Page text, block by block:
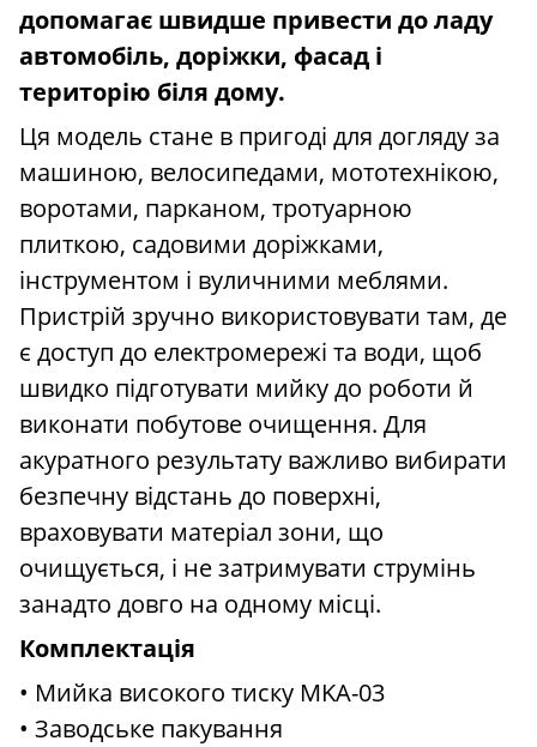
допомагає швидше привести до ладу
автомобіль, доріжки, фасад і
територію біля дому.
Ця модель стане в пригоді для догляду за
машиною, велосипедами, мототехнікою,
воротами, парканом, тротуарною
плиткою, садовими доріжками,
інструментом і вуличними меблями.
Пристрій зручно використовувати там, де
є доступ до електромережі та води, щоб
швидко підготувати мийку до роботи й
виконати побутове очищення. Для
акуратного результату важливо вибирати
безпечну відстань до поверхні,
враховувати матеріал зони, що
очищується, і не затримувати струмінь
занадто довго на одному місці.
Комплектація
• Мийка високого тиску MKA-03
• Заводське пакування